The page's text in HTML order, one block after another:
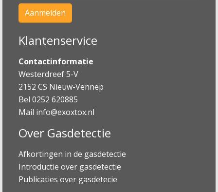
Klantenservice
Contactinformatie
Westerdreef 5-V
2152 CS Nieuw-Vennep
Bel 0252 620885
Mail info@exoxtox.nl
Over Gasdetectie
Afkortingen in de gasdetectie
Introductie over gasdetectie
Publicaties over gasdetecie